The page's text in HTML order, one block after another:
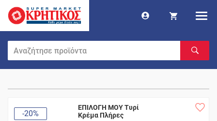
-20%
ΕΠΙΛΟΓΗ ΜΟΥ Τυρί
Κρέμα Πλήρες